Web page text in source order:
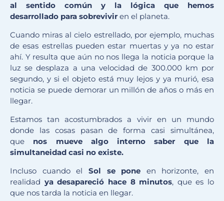
al sentido común y la lógica que hemos
desarrollado para sobrevivir en el planeta.
Cuando miras al cielo estrellado, por ejemplo, muchas
de esas estrellas pueden estar muertas y ya no estar
ahí. Y resulta que aún no nos llega la noticia porque la
luz se desplaza a una velocidad de 300.000 km por
segundo, y si el objeto está muy lejos y ya murió, esa
noticia se puede demorar un millón de años o más en
llegar.
Estamos tan acostumbrados a vivir en un mundo
donde las cosas pasan de forma casi simultánea,
que nos mueve algo interno saber que la
simultaneidad casi no existe.
Incluso cuando el Sol se pone en horizonte, en
realidad ya desapareció hace 8 minutos, que es lo
que nos tarda la noticia en llegar.